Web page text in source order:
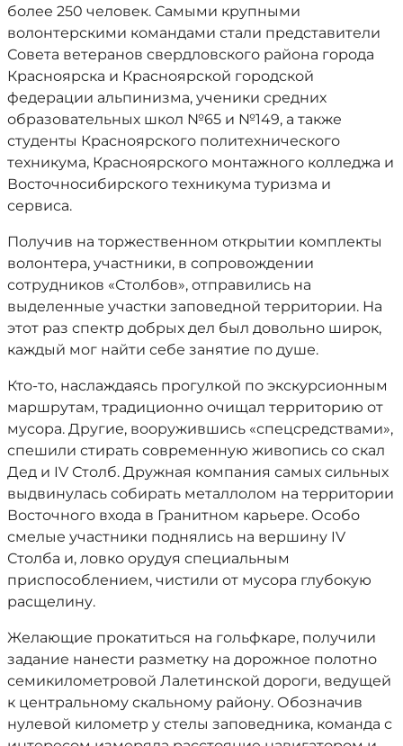
более 250 человек. Самыми крупными
волонтерскими командами стали представители
Совета ветеранов свердловского района города
Красноярска и Красноярской городской
федерации альпинизма, ученики средних
образовательных школ №65 и №149, а также
студенты Красноярского политехнического
техникума, Красноярского монтажного колледжа и
Восточносибирского техникума туризма и
сервиса.
Получив на торжественном открытии комплекты
волонтера, участники, в сопровождении
сотрудников «Столбов», отправились на
выделенные участки заповедной территории. На
этот раз спектр добрых дел был довольно широк,
каждый мог найти себе занятие по душе.
Кто-то, наслаждаясь прогулкой по экскурсионным
маршрутам, традиционно очищал территорию от
мусора. Другие, вооружившись «спецсредствами»,
спешили стирать современную живопись со скал
Дед и IV Столб. Дружная компания самых сильных
выдвинулась собирать металлолом на территории
Восточного входа в Гранитном карьере. Особо
смелые участники поднялись на вершину IV
Столба и, ловко орудуя специальным
приспособлением, чистили от мусора глубокую
расщелину.
Желающие прокатиться на гольфкаре, получили
задание нанести разметку на дорожное полотно
семикилометровой Лалетинской дороги, ведущей
к центральному скальному району. Обозначив
нулевой километр у стелы заповедника, команда с